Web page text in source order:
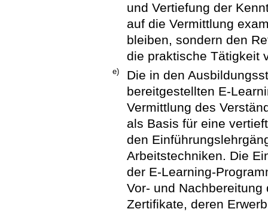
und Vertiefung der
auf die Vermittlung
bleiben, sondern den
die praktische Tätigkeit
e)
Die in den
bereitgestellten E-
Vermittlung des
als Basis für eine
den
Arbeitstechniken. Die
der E-Learning-
Vor- und
Zertifikate, deren